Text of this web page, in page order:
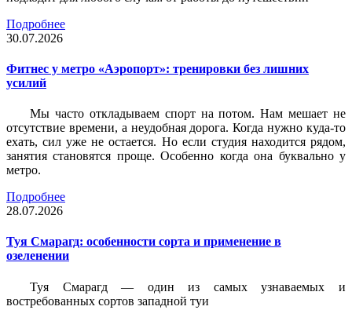
Подробнее
30.07.2026
Фитнес у метро «Аэропорт»: тренировки без лишних
усилий
Мы часто откладываем спорт на потом. Нам мешает не
отсутствие времени, а неудобная дорога. Когда нужно куда-то
ехать, сил уже не остается. Но если студия находится рядом,
занятия становятся проще. Особенно когда она буквально у
метро.
Подробнее
28.07.2026
Туя Смарагд: особенности сорта и применение в
озеленении
Туя Смарагд — один из самых узнаваемых и
востребованных сортов западной туи